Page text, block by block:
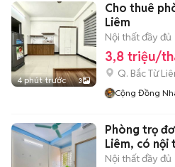
4 phút trước 3
Cho thuê
Liêm
Nội thất đầy đủ
3,8 triệu/
Q. Bắc Từ
Cộng Đồng
Phòng trọ
Liêm, có nội
Nội thất đầy đủ